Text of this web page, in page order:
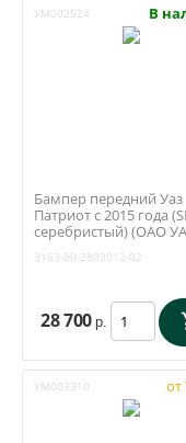
УМ002524 В
Бампер передний Уаз
Патриот с 2015 года
серебристый) (ОАО
3163-80-2803012-02
28 700 р.
УМ003310 от